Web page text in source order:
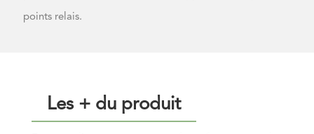
points relais.
Les + du produit